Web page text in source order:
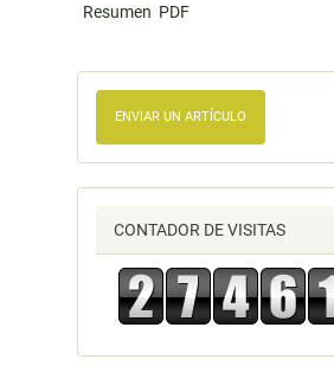
Resumen PDF
ENVIAR UN ARTÍCULO
CONTADOR DE VISITAS